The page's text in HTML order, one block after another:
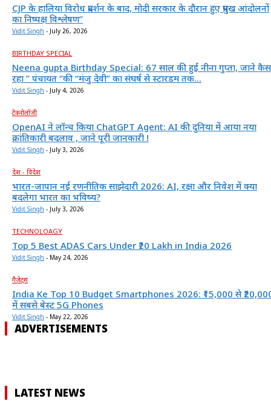
CJP के हालिया विरोध प्रदर्शन के बाद, मोदी सरकार के दौरान हुए प्रमुख आंदोलनों
का निष्पक्ष विश्लेषण”
Vidit Singh - July 26, 2026
BIRTHDAY SPECIAL
Neena gupta Birthday Special: 67 साल की हुईं नीना गुप्ता, जाने
रहा ” पंचायत “की “मंजु देवी” का संघर्ष से स्टारडम तक...
Vidit Singh - July 4, 2026
टेक्नोलॉजी
OpenAI ने लॉन्च किया ChatGPT Agent: AI की दुनिया में आया नया
क्रांतिकारी बदलाव , जाने पूरी जानकारी !
Vidit Singh - July 3, 2026
देश - विदेश
भारत-जापान नई रणनीतिक साझेदारी 2026: AI, रक्षा और निवेश में क्या
बदलेगा भारत का भविष्य?
Vidit Singh - July 3, 2026
TECHNOLOAGY
Top 5 Best ADAS Cars Under ₹20 Lakh in India 2026
Vidit Singh - May 24, 2026
गैजेट्स
India Ke Top 10 Budget Smartphones 2026: ₹15,000 से
में सबसे बेस्ट 5G Phones
Vidit Singh - May 22, 2026
ADVERTISEMENTS
LATEST NEWS